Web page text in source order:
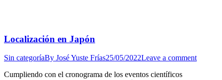
Localización en Japón
Sin categoríaBy José Yuste Frías25/05/2022Leave a comment
Cumpliendo con el cronograma de los eventos científicos